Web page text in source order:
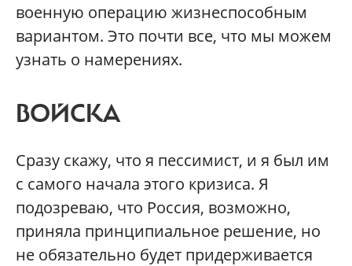
военную операцию жизнеспособным
вариантом. Это почти все, что мы можем
узнать о намерениях.
ВОЙСКА
Сразу скажу, что я пессимист, и я был им
с самого начала этого кризиса. Я
подозреваю, что Россия, возможно,
приняла принципиальное решение, но
не обязательно будет придерживается